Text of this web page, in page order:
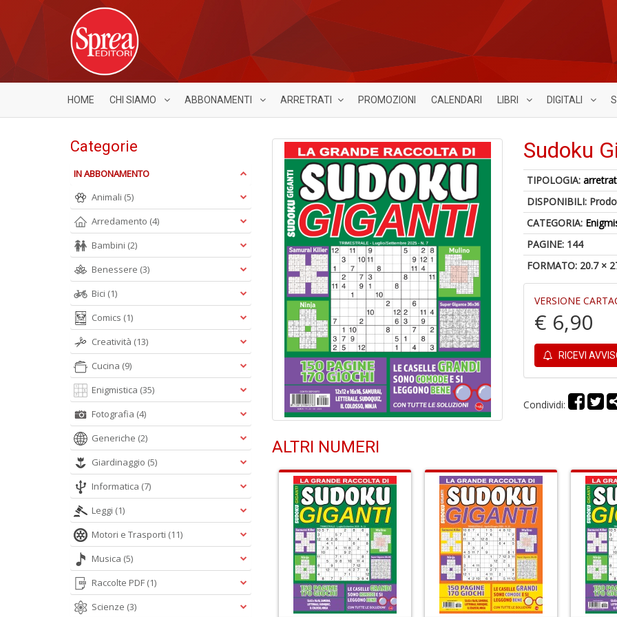
HOME CHI SIAMO ABBONAMENTI ARRETRATI PROMOZIONI CALENDARI LIBRI DIGITALI
Sudoku
TIPOLOGIA:
DISPONIBILI:
CATEGORIA:
PAGINE: 144
FORMATO: 20.7 ×
VERSIONE
€ 6,90
RICEVI
Condividi:
ALTRI NUMERI
Categorie
IN ABBONAMENTO
Animali (5)
Arredamento (4)
Bambini (2)
Benessere (3)
Bici (1)
Comics (1)
Creatività (13)
Cucina (9)
Enigmistica (35)
Fotografia (4)
Generiche (2)
Giardinaggio (5)
Informatica (7)
Leggi (1)
Motori e Trasporti (11)
Musica (5)
Raccolte PDF (1)
Scienze (3)